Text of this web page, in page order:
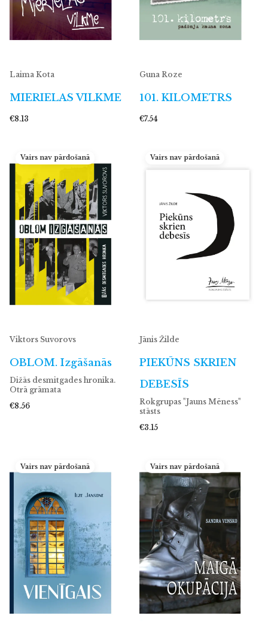
Laima Kota
MIERIELAS VILKME
€8.13
Guna Roze
101. KILOMETRS
€7.54
Vairs nav pārdošanā
Viktors Suvorovs
OBLOM. Izgāšanās
Dižās desmitgades hronika.
Otrā grāmata
€8.56
Vairs nav pārdošanā
Jānis Žilde
PIEKŪNS SKRIEN
DEBESĪS
Rokgrupas "Jauns Mēness"
stāsts
€3.15
Vairs nav pārdošanā Vairs nav pārdošanā